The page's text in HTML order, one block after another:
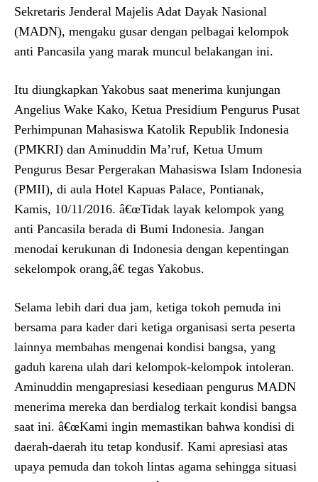
Sekretaris Jenderal Majelis Adat Dayak Nasional
(MADN), mengaku gusar dengan pelbagai kelompok
anti Pancasila yang marak muncul belakangan ini.
Itu diungkapkan Yakobus saat menerima kunjungan
Angelius Wake Kako, Ketua Presidium Pengurus Pusat
Perhimpunan Mahasiswa Katolik Republik Indonesia
(PMKRI) dan Aminuddin Ma’ruf, Ketua Umum
Pengurus Besar Pergerakan Mahasiswa Islam Indonesia
(PMII), di aula Hotel Kapuas Palace, Pontianak,
Kamis, 10/11/2016. â€œTidak layak kelompok yang
anti Pancasila berada di Bumi Indonesia. Jangan
menodai kerukunan di Indonesia dengan kepentingan
sekelompok orang,â€ tegas Yakobus.
Selama lebih dari dua jam, ketiga tokoh pemuda ini
bersama para kader dari ketiga organisasi serta peserta
lainnya membahas mengenai kondisi bangsa, yang
gaduh karena ulah dari kelompok-kelompok intoleran.
Aminuddin mengapresiasi kesediaan pengurus MADN
menerima mereka dan berdialog terkait kondisi bangsa
saat ini. â€œKami ingin memastikan bahwa kondisi di
daerah-daerah itu tetap kondusif. Kami apresiasi atas
upaya pemuda dan tokoh lintas agama sehingga situasi